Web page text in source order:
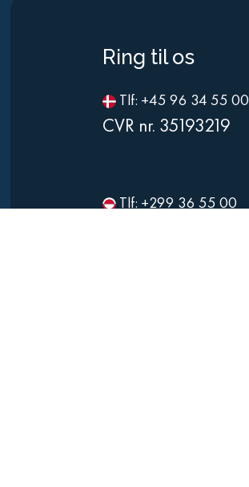
Ring til os
Tlf: +45 96 34 55 00
CVR nr. 35193219
Tlf: +299 36 55 00